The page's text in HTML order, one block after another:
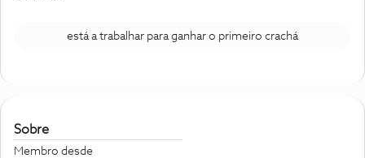
está a trabalhar para ganhar o primeiro crachá
Sobre
Membro desde